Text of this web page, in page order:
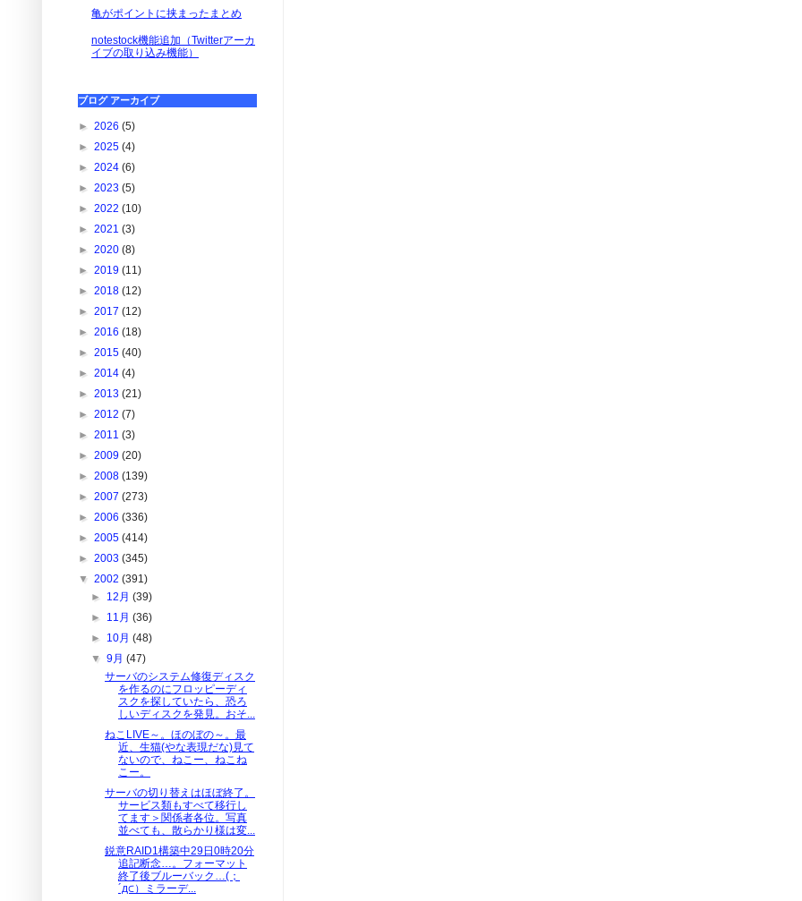
亀がポイントに挟まったまとめ
notestock機能追加（Twitterアーカ
イブの取り込み機能）
ブログ アーカイブ
► 2026 (5)
► 2025 (4)
► 2024 (6)
► 2023 (5)
► 2022 (10)
► 2021 (3)
► 2020 (8)
► 2019 (11)
► 2018 (12)
► 2017 (12)
► 2016 (18)
► 2015 (40)
► 2014 (4)
► 2013 (21)
► 2012 (7)
► 2011 (3)
► 2009 (20)
► 2008 (139)
► 2007 (273)
► 2006 (336)
► 2005 (414)
► 2003 (345)
▼ 2002 (391)
► 12月(39)
► 11月(36)
► 10月(48)
▼9月(47)
サーバのシステム修復ディスク
を作るのにフロッピーディ
スクを探していたら、恐ろ
しいディスクを発見。おそ...
ねこLIVE～。ほのぼの～。最
近、生猫(やな表現だな)見て
ないので、ねこー、ねこね
こー。
サーバの切り替えはほぼ終了。
サービス類もすべて移行し
てます＞関係者各位。写真
並べても、散らかり様は変...
鋭意RAID1構築中29日0時20分
追記断念…。フォーマット
終了後ブルーバック…(；
´д⊂）ミラーデ...